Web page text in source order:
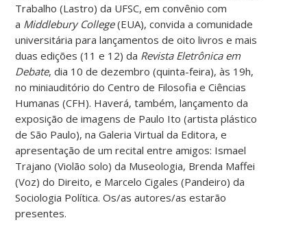
Trabalho (Lastro) da UFSC, em convênio com
a Middlebury College(EUA), convida a comunidade
universitária para lançamentos de oito livros e mais
duas edições (11 e 12) da Revista Eletrônica em
Debate, dia 10 de dezembro (quinta-feira), às 19h,
no miniauditório do Centro de Filosofia e Ciências
Humanas (CFH). Haverá, também, lançamento da
exposição de imagens de Paulo Ito (artista plástico
de São Paulo), na Galeria Virtual da Editora, e
apresentação de um recital entre amigos: Ismael
Trajano (Violão solo) da Museologia, Brenda Maffei
(Voz) do Direito, e Marcelo Cigales (Pandeiro) da
Sociologia Política. Os/as autores/as estarão
presentes.